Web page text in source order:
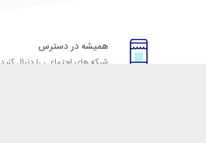
همیشه در دسترس
شبکه های اجتماعی را دنبال کنید